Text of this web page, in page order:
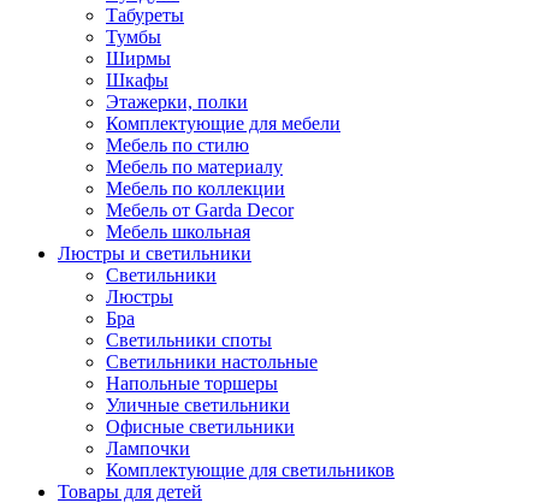
Табуреты
Тумбы
Ширмы
Шкафы
Этажерки, полки
Комплектующие для мебели
Мебель по стилю
Мебель по материалу
Мебель по коллекции
Мебель от Garda Decor
Мебель школьная
Люстры и светильники
Светильники
Люстры
Бра
Светильники споты
Светильники настольные
Напольные торшеры
Уличные светильники
Офисные светильники
Лампочки
Комплектующие для светильников
Товары для детей